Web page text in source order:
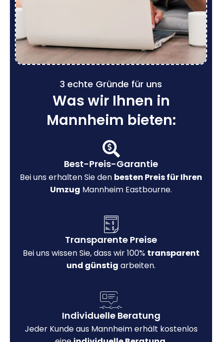
3 echte Gründe für uns
Was wir Ihnen in
Mannheim bieten:
Best-Preis-Garantie
Bei uns erhalten Sie den besten Preis für Ihren
Umzug Mannheim Eastbourne.
Transparente Preise
Bei uns wissen Sie, dass wir 100% transparent
und günstig arbeiten.
Individuelle Beratung
Jeder Kunde aus Mannheim erhält kostenlos